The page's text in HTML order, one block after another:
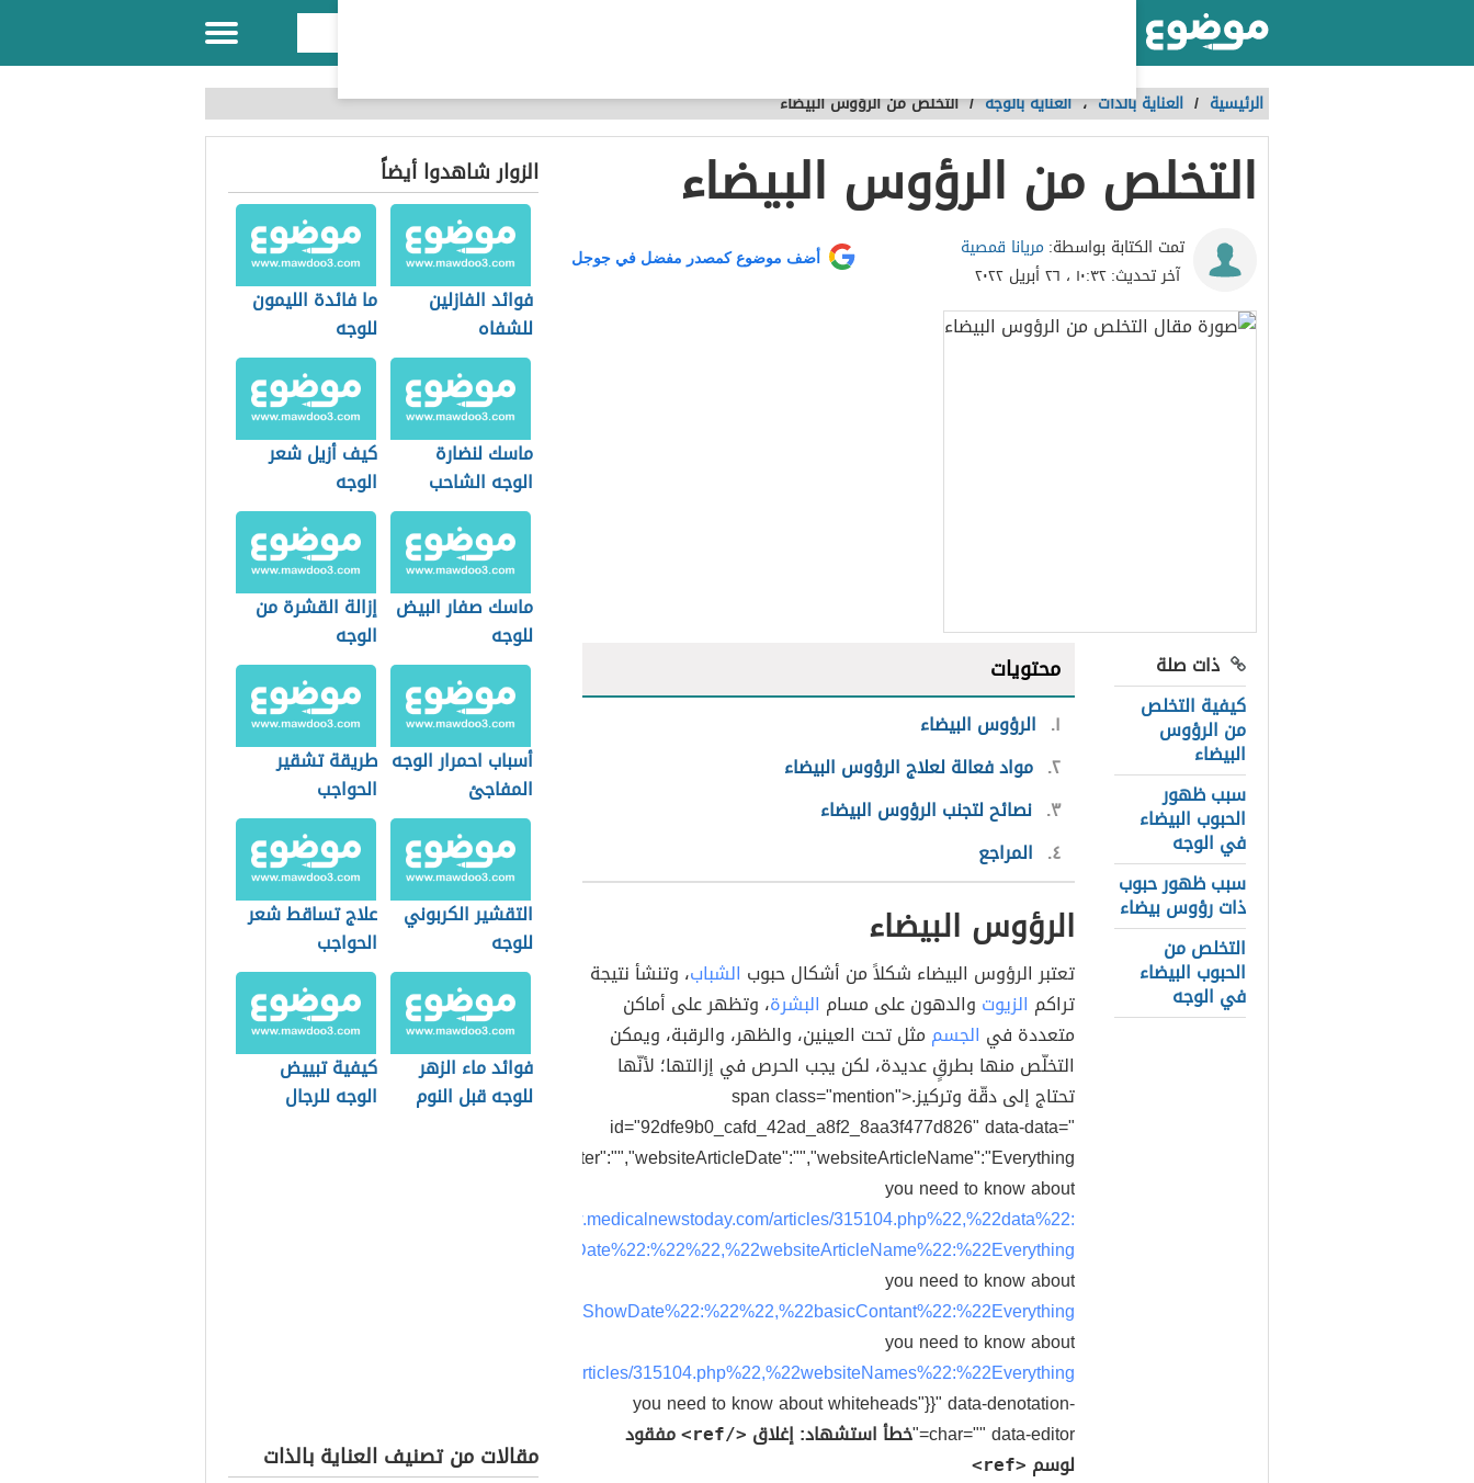
الرئيسية / العناية بالذات،العناية بالوجه /التخلص من الرؤوس البيضاء
التخلص من الرؤوس البيضاء
تمت الكتابة بواسطة: مريانا قمصية
آخر تحديث:١٠:٣٢ ، ٢٦ أبريل ٢٠٢٢
أضف موضوع كمصدر مفضل في جوجل
ذات صلة
كيفية التخلص
من الرؤوس
البيضاء
سبب ظهور
الحبوب البيضاء
في الوجه
سبب ظهور حبوب
ذات رؤوس بيضاء
التخلص من
الحبوب البيضاء
في الوجه
محتويات
١ الرؤوس البيضاء
٢ مواد فعالة لعلاج الرؤوس البيضاء
٣ نصائح لتجنب الرؤوس البيضاء
٤ المراجع
الرؤوس البيضاء
تعتبر الرؤوس البيضاء شكلاً من أشكال حبوب الشباب، وتنشأ نتيجة
تراكم الزيوت والدهون على مسام البشرة، وتظهر على أماكن
متعددة في الجسم مثل تحت العينين، والظهر، والرقبة، ويمكن
التخلّص منها بطرقٍ عديدة، لكن يجب الحرص في إزالتها؛ لأنّها
تحتاج إلى دقّة وتركيز.<span class="mention"
id="92dfe9b0_cafd_42ad_a8f2_8aa3f477d826" data-data="
{"id":"Fpvn0MtoEw","websiteArticleWriter":"","websiteArticleDate":"","websiteArticleName":"Everything
you need to know about
www.medicalnewstoday.com/articles/315104.php%22,%22data%22:
you need to know about
www.medicalnewstoday.com/articles/315104.php%22,%22websiteArticleShowDate%22:%22%22,%22basicContant%22:%22Everything
you need to know about
https://www.medicalnewstoday.com/articles/315104.php%22,%22websiteNames%22:%22Everything
you need to know about whiteheads"}}" data-denotation-
char="" data-editor=" خطأ استشهاد: إغلاق </ref>
مفقود
لوسم <ref>
الزوار شاهدوا أيضاً
فوائد الفازلين
للشفاه
ما فائدة الليمون
للوجه
ماسك لنضارة
الوجه الشاحب
كيف أزيل شعر
الوجه
ماسك صفار البيض
للوجه
إزالة القشرة من
الوجه
أسباب احمرار الوجه
المفاجئ
طريقة تشقير
الحواجب
التقشير الكربوني
للوجه
علاج تساقط شعر
الحواجب
فوائد ماء الزهر
للوجه قبل النوم
كيفية تبييض
الوجه للرجال
مقالات من تصنيف العناية بالذات